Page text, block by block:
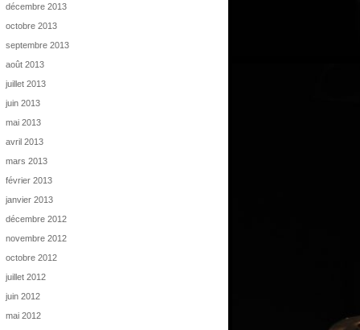
décembre 2013
octobre 2013
septembre 2013
août 2013
juillet 2013
juin 2013
mai 2013
avril 2013
mars 2013
février 2013
janvier 2013
décembre 2012
novembre 2012
octobre 2012
juillet 2012
juin 2012
mai 2012